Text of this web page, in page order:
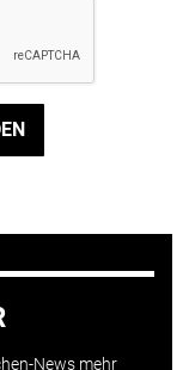
News mehr